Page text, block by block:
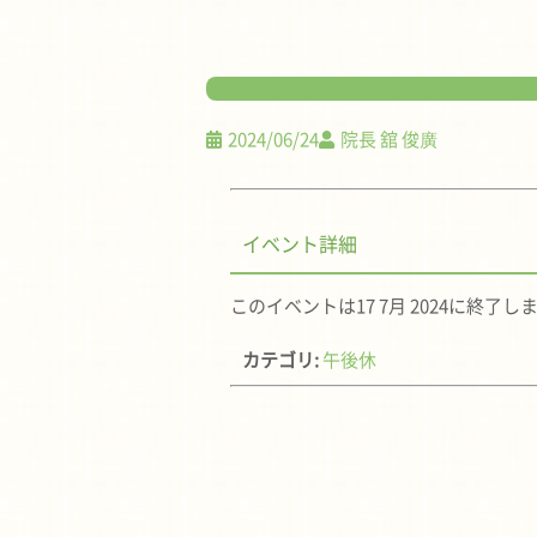
2024/06/24 院長 舘 俊廣
イベント詳細
このイベントは17 7月 2024に終了し
カテゴリ:午後休